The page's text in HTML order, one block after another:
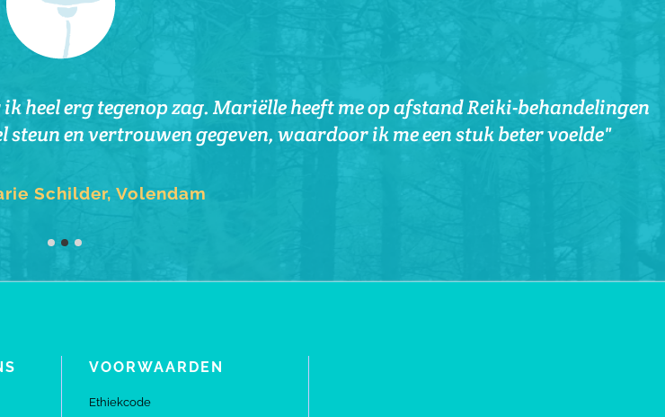
ervaring. Tijdens de behandeling ben ik in slaap gevallen, wat heel
voelde ik me heel ontspannen en blij.’
Schilder, Volendam
heel erg tegenop zag. Mariëlle heeft me op afstand Reiki-behandelingen
steun en vertrouwen gegeven, waardoor ik me een stuk beter voelde"
Schilder, Volendam
Ze wist heel precies de blokkades te sporen, waarvan ik al lang last had.
werd de balans in mijn lichaam weer deels hersteld.
Husslage
VOORWAARDEN
Ethiekcode